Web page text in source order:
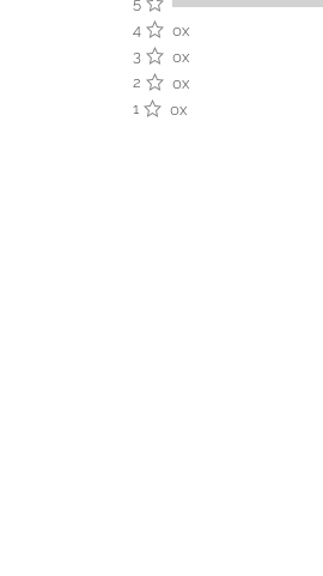
4
0x
3
0x
2
0x
1
0x